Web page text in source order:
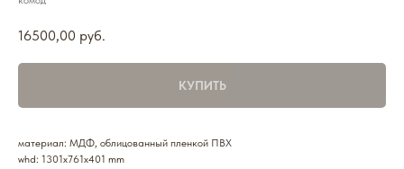
16500,00 руб.
КУПИТЬ
материал: МДФ, облицованный пленкой ПВХ
whd: 1301x761x401 mm